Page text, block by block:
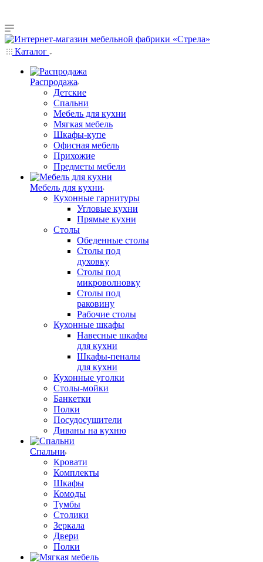
Каталог
Распродажа
Детские
Спальни
Мебель для кухни
Мягкая мебель
Шкафы-купе
Офисная мебель
Прихожие
Предметы мебели
Мебель для кухни
Кухонные гарнитуры
Угловые кухни
Прямые кухни
Столы
Обеденные столы
Столы под
духовку
Столы под
микроволновку
Столы под
раковину
Рабочие столы
Кухонные шкафы
Навесные шкафы
для кухни
Шкафы-пеналы
для кухни
Кухонные уголки
Столы-мойки
Банкетки
Полки
Посудосушители
Диваны на кухню
Спальни
Кровати
Комплекты
Шкафы
Комоды
Тумбы
Столики
Зеркала
Двери
Полки